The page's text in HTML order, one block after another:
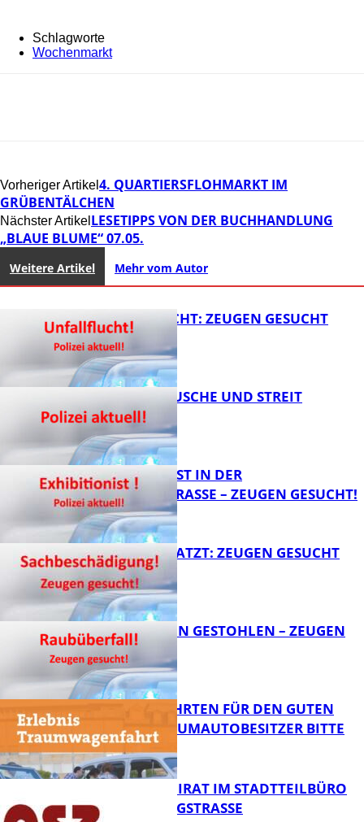
Schlagworte
Wochenmarkt
Vorheriger Artikel 4. QUARTIERSFLOHMARKT IM
GRÜBENTÄLCHEN
Nächster Artikel LESETIPPS VON DER BUCHHANDLUNG
„BLAUE BLUME“ 07.05.
Weitere Artikel Mehr vom Autor
UNFALLFLUCHT: ZEUGEN GESUCHT
KNALLGERÄUSCHE UND STREIT
EXHIBITIONIST IN DER
VELMANNSTRASSE – ZEUGEN GESUCHT!
AUTO ZERKRATZT: ZEUGEN GESUCHT
FB News
TEURE KETTEN GESTOHLEN – ZEUGEN
GESUCHT!
SPENDENFAHRTEN FÜR DEN GUTEN
ZWECK – TRAUMAUTOBESITZER BITTE
MELDEN!
SENIORENBEIRAT IM STADTTEILBÜRO
IN DER KÖNIGSTRASSE